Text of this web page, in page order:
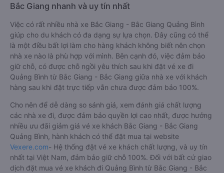
Bắc Giang nhanh và uy tín nhất
Việc có rất nhiều nhà xe Bắc Giang - Bắc Giang Quảng Bình
giúp cho du khách có đa dạng sự lựa chọn. Đây cũng có thể
là một điều bất lợi làm cho hàng khách không biết nên chọn
nhà xe nào là phù hợp với mình. Bên cạnh đó, việc đảm bảo
giữ chỗ, có được chỗ ngồi yêu thích sau khi đặt vé xe đi
Quảng Bình từ Bắc Giang - Bắc Giang giữa nhà xe với khách
hàng sau khi đặt trực tiếp vẫn chưa được đảm bảo 100%.
Cho nên để dễ dàng so sánh giá, xem đánh giá chất lượng
các nhà xe đi, được đảm bảo quyền lợi cao nhất, được hưởng
nhiều ưu đãi giảm giá vé xe khách Bắc Giang - Bắc Giang
Quảng Bình, hành khách có thể đặt mua tại website
Vexere.com- Hệ thống đặt vé xe khách chất lượng, và uy tín
nhất tại Việt Nam, đảm bảo giữ chỗ 100%. Đối với bất cứ giao
dịch đặt mua vé xe khách đi Quảng Bình từ Bắc Giang - Bắc